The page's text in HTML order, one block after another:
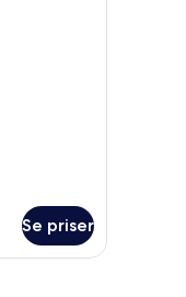
Se priser